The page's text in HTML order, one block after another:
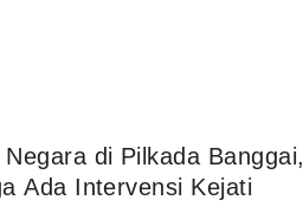
di Pilkada Banggai,
Diduga Ada Intervensi Kejati